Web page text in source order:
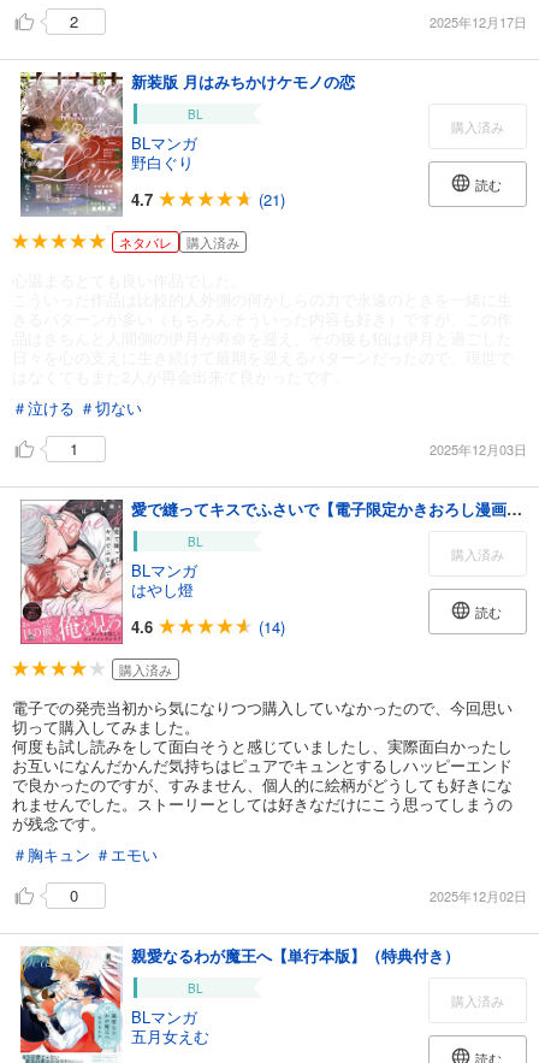
2
2025年12月17日
新装版 月はみちかけケモノの恋
BL
BLマンガ
野白ぐり
4.7
(21)
購入済み
読む
ネタバレ 購入済み
＃泣ける ＃切ない
1
2025年12月03日
愛で縫ってキスでふさいで【電子限定かきおろし漫画2P付】
BL
BLマンガ
はやし燈
4.6
(14)
購入済み
読む
購入済み
電子での発売当初から気になりつつ購入していなかったので、今回思い
切って購入してみました。
何度も試し読みをして面白そうと感じていましたし、実際面白かったし
お互いになんだかんだ気持ちはピュアでキュンとするしハッピーエンド
で良かったのですが、すみません、個人的に絵柄がどうしても好きにな
れませんでした。ストーリーとしては好きなだけにこう思ってしまうの
が残念です。
＃胸キュン ＃エモい
0
2025年12月02日
親愛なるわが魔王へ【単行本版】（特典付き）
BL
BLマンガ
五月女えむ
購入済み
読む